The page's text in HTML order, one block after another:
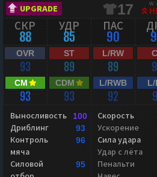
UPGRADE 17
СКР
88
УДР
85
ПАС
90
OVR
93
ST
89
L/RW
89
CM
93
CDM
93
L/RWB
92
L/
Выносливость 100
Дриблинг 93
Контроль
мяча
96
Силовой
95
Скорость
Ускорение
Сила удара
Удар с лёта
Пенальти